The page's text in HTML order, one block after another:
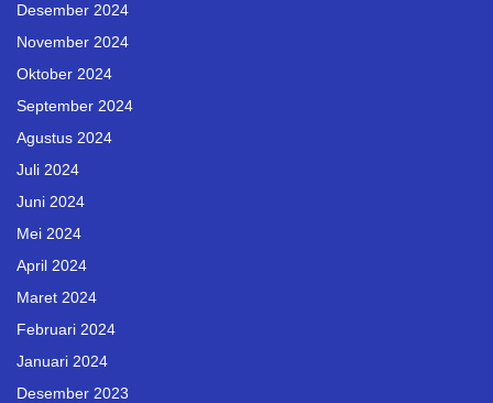
Desember 2024
November 2024
Oktober 2024
September 2024
Agustus 2024
Juli 2024
Juni 2024
Mei 2024
April 2024
Maret 2024
Februari 2024
Januari 2024
Desember 2023